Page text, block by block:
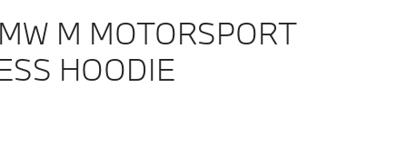
M MOTORSPORT
HOODIE